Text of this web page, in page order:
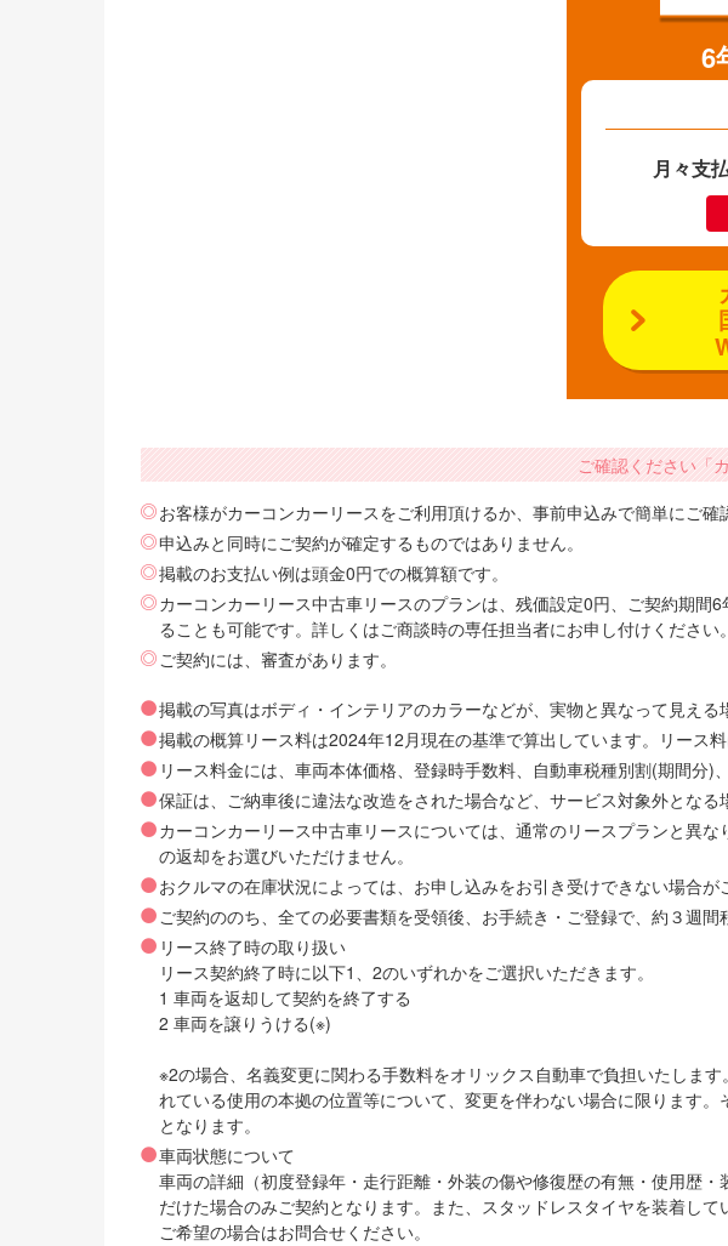
6
月々支
ご確認ください「
お客様がカーコンカーリースをご利用頂けるか、事前申込みで簡単にご確
申込みと同時にご契約が確定するものではありません。
掲載のお支払い例は頭金0円での概算額です。
カーコンカーリース中古車リースのプランは、残価設定0円、ご契約期
ることも可能です。詳しくはご商談時の専任担当者にお申し付けください。
ご契約には、審査があります。
掲載の写真はボディ・インテリアのカラーなどが、実物と異なって見える
掲載の概算リース料は2024年12月現在の基準で算出しています。リース
リース料金には、車両本体価格、登録時手数料、自動車税種別割(期間分
保証は、ご納車後に違法な改造をされた場合など、サービス対象外となる
カーコンカーリース中古車リースについては、通常のリースプランと異
の返却をお選びいただけません。
おクルマの在庫状況によっては、お申し込みをお引き受けできない場合が
ご契約ののち、全ての必要書類を受領後、お手続き・ご登録で、約３週
リース終了時の取り扱い
リース契約終了時に以下1、2のいずれかをご選択いただきます。
1 車両を返却して契約を終了する
2 車両を譲りうける(※)
※2の場合、名義変更に関わる手数料をオリックス自動車で負担いたしま
れている使用の本拠の位置等について、変更を伴わない場合に限ります
となります。
車両状態について
車両の詳細（初度登録年・走行距離・外装の傷や修復歴の有無・使用歴
だけた場合のみご契約となります。また、スタッドレスタイヤを装着し
ご希望の場合はお問合せください。